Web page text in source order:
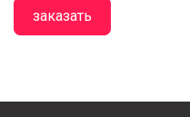
заказать